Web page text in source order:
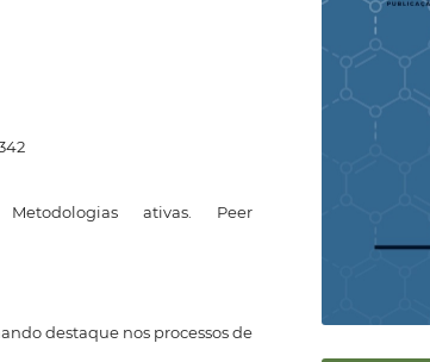
Metodologias ativas. Peer
destaque nos processos de